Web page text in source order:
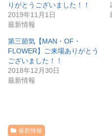
りがとうございました！！
2019年11月1日
最新情報
第三節気【MAN・OF・
FLOWER】ご来場ありがとう
ございました！！
2018年12月30日
最新情報
最新情報